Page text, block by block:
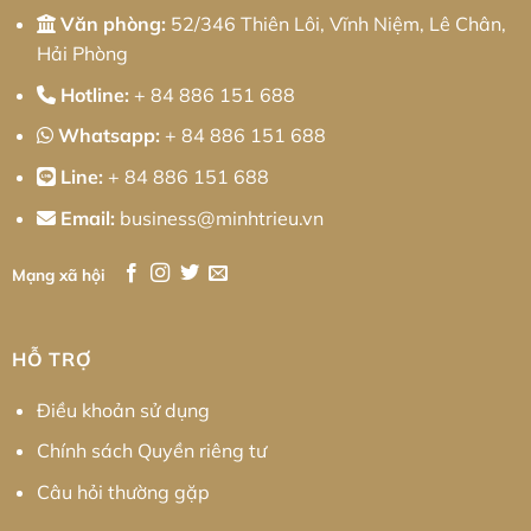
Văn phòng: 52/346 Thiên Lôi, Vĩnh Niệm, Lê Chân,
Hải Phòng
Hotline: + 84 886 151 688
Whatsapp: + 84 886 151 688
Line: + 84 886 151 688
Email: business@minhtrieu.vn
Mạng xã hội
HỖ TRỢ
Điều khoản sử dụng
Chính sách Quyền riêng tư
Câu hỏi thường gặp